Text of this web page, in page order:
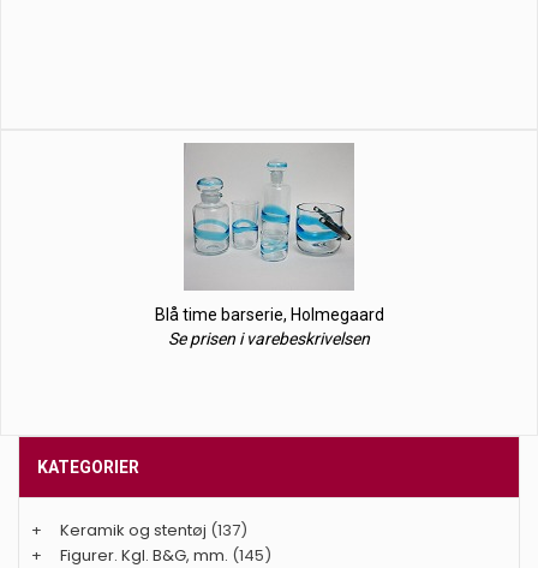
Blå time barserie, Holmegaard
Se prisen i varebeskrivelsen
KATEGORIER
+ Keramik og stentøj (137)
+
Figurer. Kgl. B&G, mm. (145)